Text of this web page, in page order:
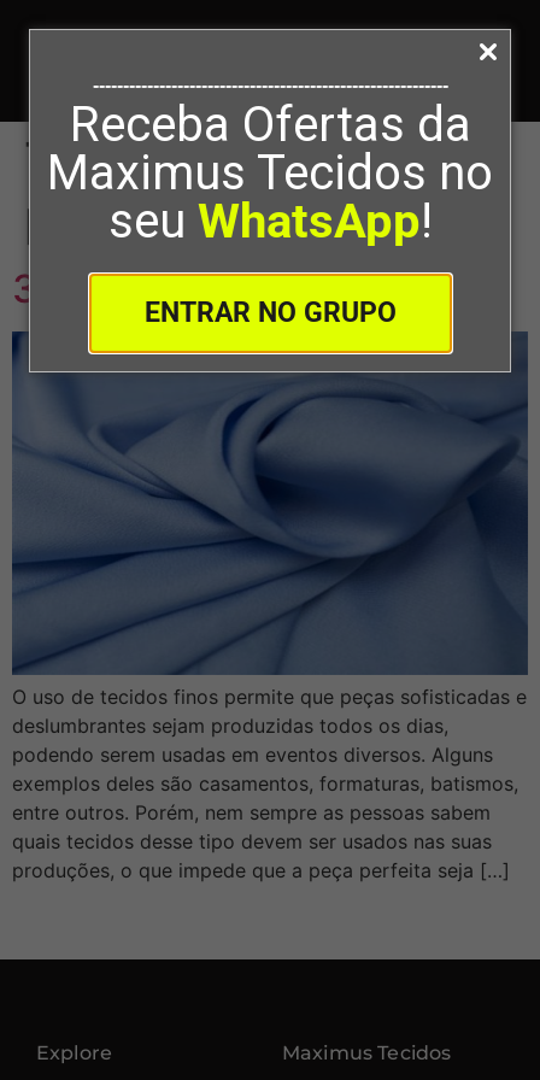
-----------------------------------------------------------
Receba Ofertas da
Maximus Tecidos no
seu WhatsApp!
ENTRAR NO GRUPO
Tag:tecidos finos
para cortinas
3 Dicas De Tecidos Finos
O uso de tecidos finos permite que peças sofisticadas e
deslumbrantes sejam produzidas todos os dias,
podendo serem usadas em eventos diversos. Alguns
exemplos deles são casamentos, formaturas, batismos,
entre outros. Porém, nem sempre as pessoas sabem
quais tecidos desse tipo devem ser usados nas suas
produções, o que impede que a peça perfeita seja […]
Explore Maximus Tecidos